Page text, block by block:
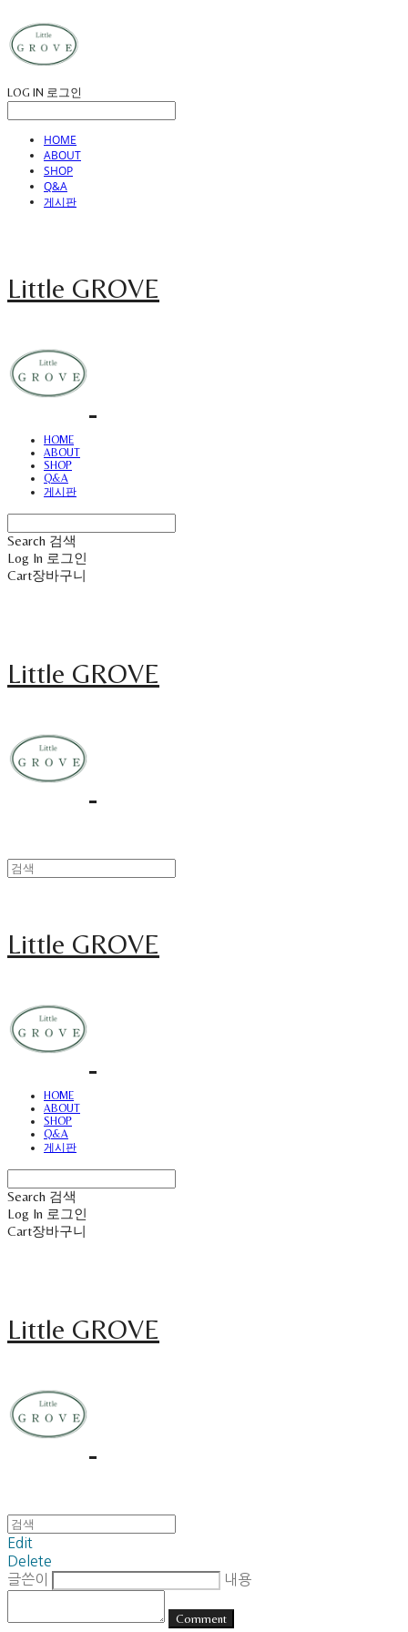
LOG IN 로그인
HOME
ABOUT
SHOP
Q&A
게시판
Little GROVE
HOME
ABOUT
SHOP
Q&A
게시판
Search 검색
Log In 로그인
Cart장바구니
Little GROVE
Little GROVE
HOME
ABOUT
SHOP
Q&A
게시판
Search 검색
Log In 로그인
Cart장바구니
Little GROVE
Edit
Delete
글쓴이
내용
Comment